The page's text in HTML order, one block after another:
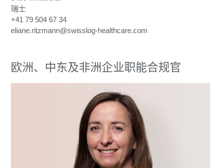
瑞士
+41 79 504 67 34
eliane.ritzmann@swisslog-healthcare.com
欧洲、中东及非洲企业职能合规官